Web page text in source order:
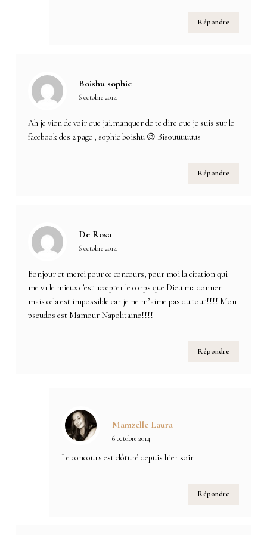
Répondre
Boishu sophie
6 octobre 2014
Ah je vien de voir que jai.manquer de te dire que je suis sur le
facebook des 2 page , sophie boishu 😉 Bisouuuuuus
Répondre
De Rosa
6 octobre 2014
Bonjour et merci pour ce concours, pour moi la citation qui
me va le mieux c’est accepter le corps que Dieu ma donner
mais cela est impossible car je ne m’aime pas du tout!!!! Mon
pseudos est Mamour Napolitaine!!!!
Répondre
Mamzelle Laura
6 octobre 2014
Le concours est clôturé depuis hier soir.
Répondre